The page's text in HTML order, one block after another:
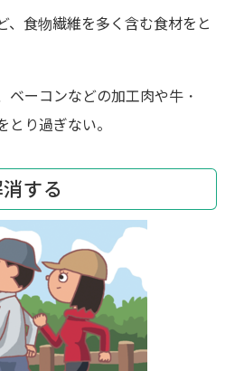
、食物繊維を多く含む食材をと
ベーコンなどの加工肉や牛・
り過ぎない。
する